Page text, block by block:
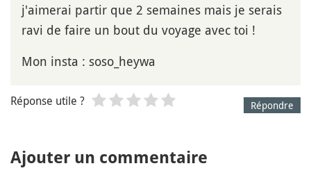
j'aimerai partir que 2 semaines mais je serais
ravi de faire un bout du voyage avec toi !
Mon insta : soso_heywa
Répondre
Réponse utile ?
Ajouter un commentaire